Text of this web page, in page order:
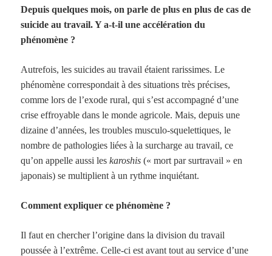
Depuis quelques mois, on parle de plus en plus de cas de
suicide au travail. Y a-t-il une accélération du
phénomène ?
Autrefois, les suicides au travail étaient rarissimes. Le
phénomène correspondait à des situations très précises,
comme lors de l’exode rural, qui s’est accompagné d’une
crise effroyable dans le monde agricole. Mais, depuis une
dizaine d’années, les troubles musculo-squelettiques, le
nombre de pathologies liées à la surcharge au travail, ce
qu’on appelle aussi leskaroshis (« mort par surtravail » en
japonais) se multiplient à un rythme inquiétant.
Comment expliquer ce phénomène ?
Il faut en chercher l’origine dans la division du travail
poussée à l’extrême. Celle-ci est avant tout au service d’une